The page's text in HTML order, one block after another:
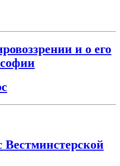
и о его
Вестминстерской